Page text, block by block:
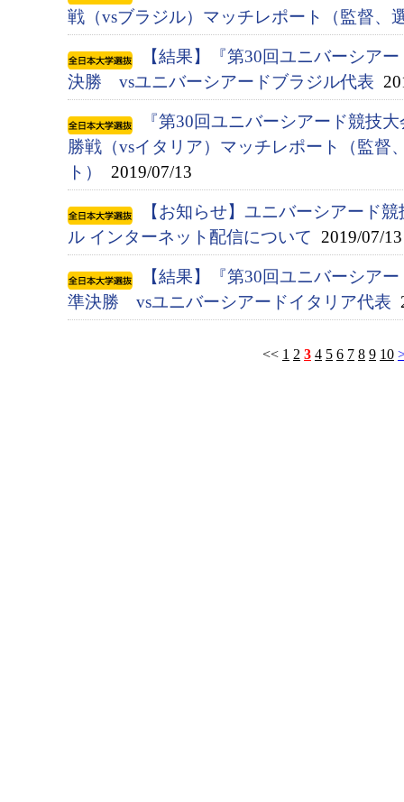
戦（vsブラジル）マッチレポート（監督、
【結果】『第30回ユニバーシア
決勝 vsユニバーシアードブラジル代表
『第30回ユニバーシアード競技
勝戦（vsイタリア）マッチレポート（監督
ト）
2019/07/13
【お知らせ】ユニバーシアード
ル インターネット配信について 2019/07/13
【結果】『第30回ユニバーシア
準決勝 vsユニバーシアードイタリア代表
<< 1 2 3 4 5 6 7 8 9 10